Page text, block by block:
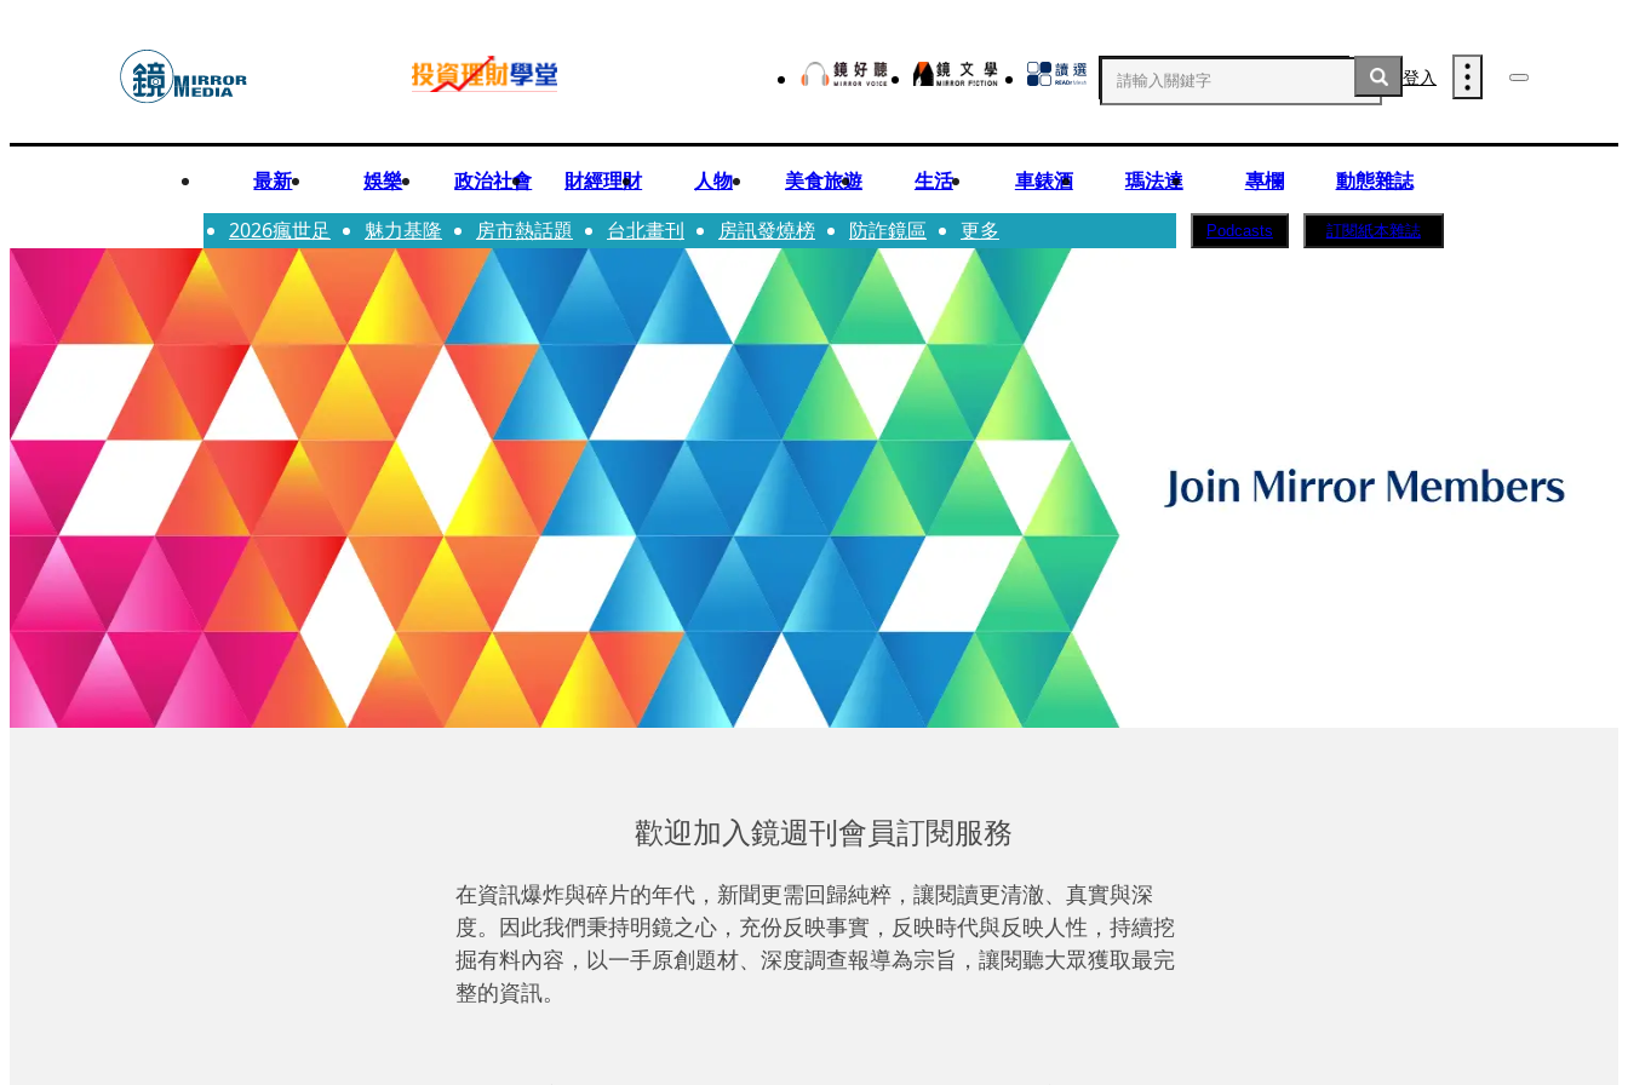
登入
最新 娛樂 政治社會 財經理財 人物 美食旅遊 生活 車錶酒 瑪法達 專欄
動態雜誌
2026瘋世足
魅力基隆 房市熱話題 台北畫刊 房訊發燒榜 防詐鏡區 更多 Podcasts 訂閱紙本雜誌
歡迎加入鏡週刊會員訂閱服務
在資訊爆炸與碎片的年代，新聞更需回歸純粹，讓閱讀更清澈、真實與深
度。因此我們秉持明鏡之心，充份反映事實，反映時代與反映人性，持續挖
掘有料內容，以一手原創題材、深度調查報導為宗旨，讓閱聽大眾獲取最完
整的資訊。